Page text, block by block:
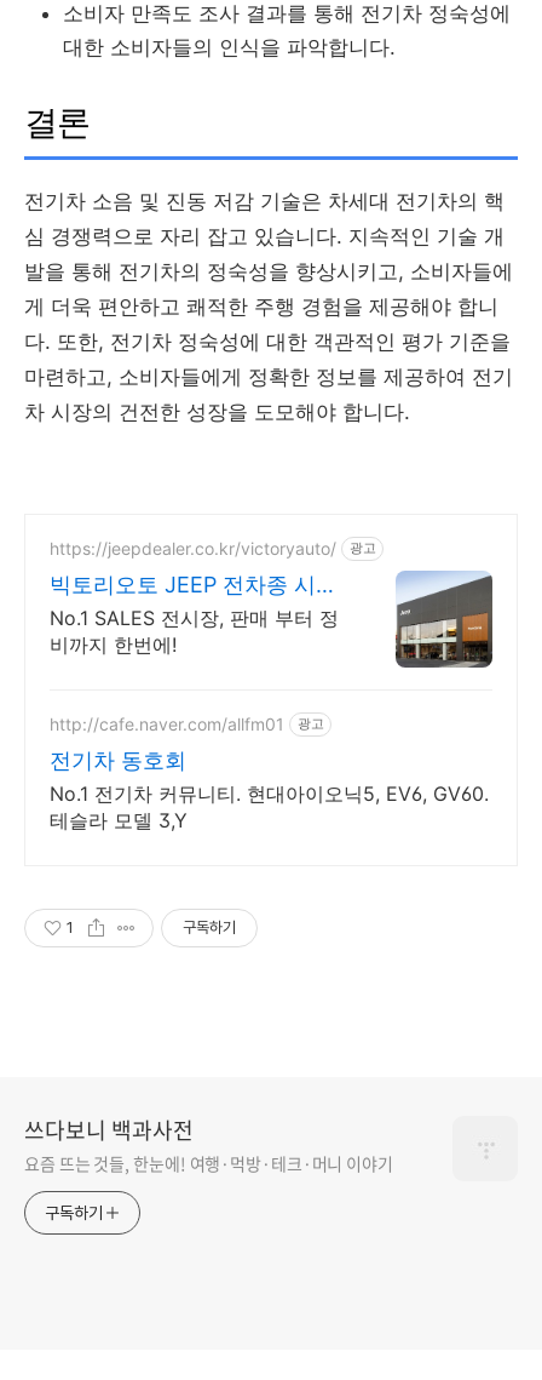
소비자 만족도 조사 결과를 통해 전기차 정숙성에
대한 소비자들의 인식을 파악합니다.
결론
전기차 소음 및 진동 저감 기술은 차세대 전기차의 핵
심 경쟁력으로 자리 잡고 있습니다. 지속적인 기술 개
발을 통해 전기차의 정숙성을 향상시키고, 소비자들에
게 더욱 편안하고 쾌적한 주행 경험을 제공해야 합니
다. 또한, 전기차 정숙성에 대한 객관적인 평가 기준을
마련하고, 소비자들에게 정확한 정보를 제공하여 전기
차 시장의 건전한 성장을 도모해야 합니다.
https://jeepdealer.co.kr/victoryauto/ 광고
빅토리오토 JEEP 전차종 시승
가능,친절한 상담
No.1 SALES 전시장, 판매 부터 정
비까지 한번에!
http://cafe.naver.com/allfm01 광고
전기차 동호회
No.1 전기차 커뮤니티. 현대아이오닉5, EV6, GV60.
테슬라 모델 3,Y
1 구독하기
쓰다보니 백과사전
요즘 뜨는 것들, 한눈에! 여행·먹방·테크·머니 이야기
구독하기